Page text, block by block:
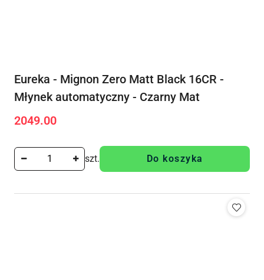
Eureka - Mignon Zero Matt Black 16CR -
Młynek automatyczny - Czarny Mat
Cena:
2049.00
szt. Do koszyka